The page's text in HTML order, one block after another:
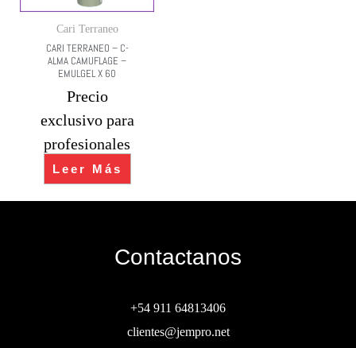
Cari Terraneo
CARI TERRANEO – C-
ALMA CAMUFLAGE –
EMULGEL X 60
Precio
exclusivo para
profesionales
Leer Más
Contactanos
+54 911 64813406
clientes@jempro.net